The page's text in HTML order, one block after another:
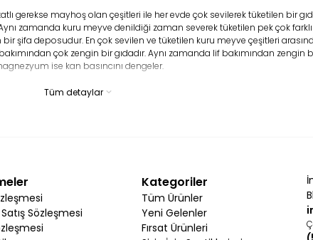
gerekse mayhoş olan çeşitleri ile her evde çok sevilerek tüketilen bir
zamanda kuru meyve denildiği zaman severek tüketilen pek çok farklı
şifa deposudur. En çok sevilen ve tüketilen kuru meyve çeşitleri
çok zengin bir gıdadır. Aynı zamanda lif bakımından
ise kan basıncını dengeler.
ürünlerin bozulmadan daha sağlıklı ve taze bir tüketilmesine
ise ürünler o denli iyi oranda korunur. Aynı zamanda ürünleri
Tüm detaylar
Sözleşmesi
Kategoriler
Tüm Ürünler
Yeni Gelenler
Fırsat Ürünleri